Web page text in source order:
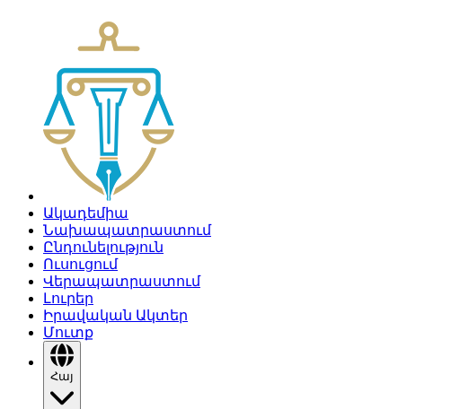
Ակադեմիա
Նախապատրաստում
Ընդունելություն
Ուսուցում
Վերապատրաստում
Լուրեր
Իրավական Ակտեր
Մուտք
Հայ